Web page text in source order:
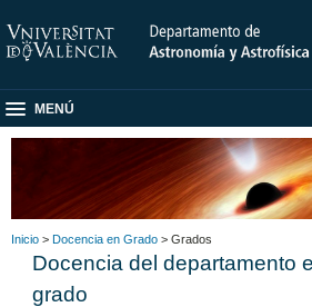
MENÚ
Inicio > Docencia en Grado > Grados
Docencia del departamento
grado